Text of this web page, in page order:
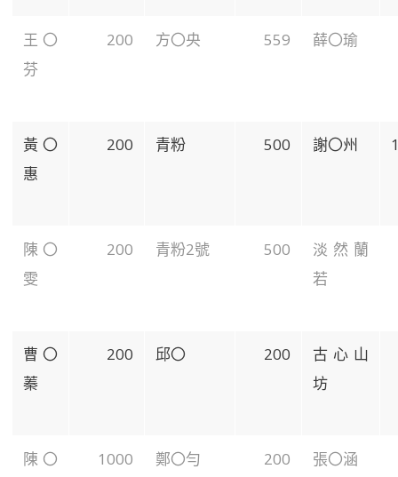
王〇
芬
200 方〇央 559 薛〇瑜
黃〇
惠
200 青粉 500 謝〇州
陳〇
雯
200 青粉2號 500
淡然蘭
若
曹〇
蓁
200 邱〇 200
古心山
坊
陳〇
1000 鄭〇勻 200 張〇涵